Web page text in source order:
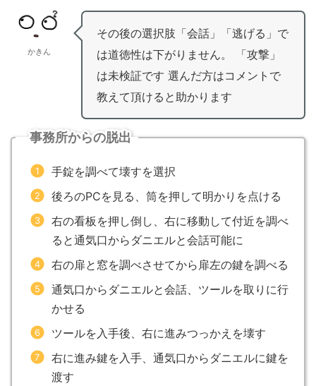
かきん
その後の選択肢「会話」「逃げる」で
は道徳性は下がりません。 「攻撃」
は未検証です 選んだ方はコメントで
教えて頂けると助かります
事務所からの脱出
手錠を調べて壊すを選択
後ろのPCを見る、筒を押して明かりを点ける
右の看板を押し倒し、右に移動して付近を調べ
ると通気口からダニエルと会話可能に
右の扉と窓を調べさせてから扉左の鍵を調べる
通気口からダニエルと会話、ツールを取りに行
かせる
ツールを入手後、右に進みつっかえを壊す
右に進み鍵を入手、通気口からダニエルに鍵を
渡す